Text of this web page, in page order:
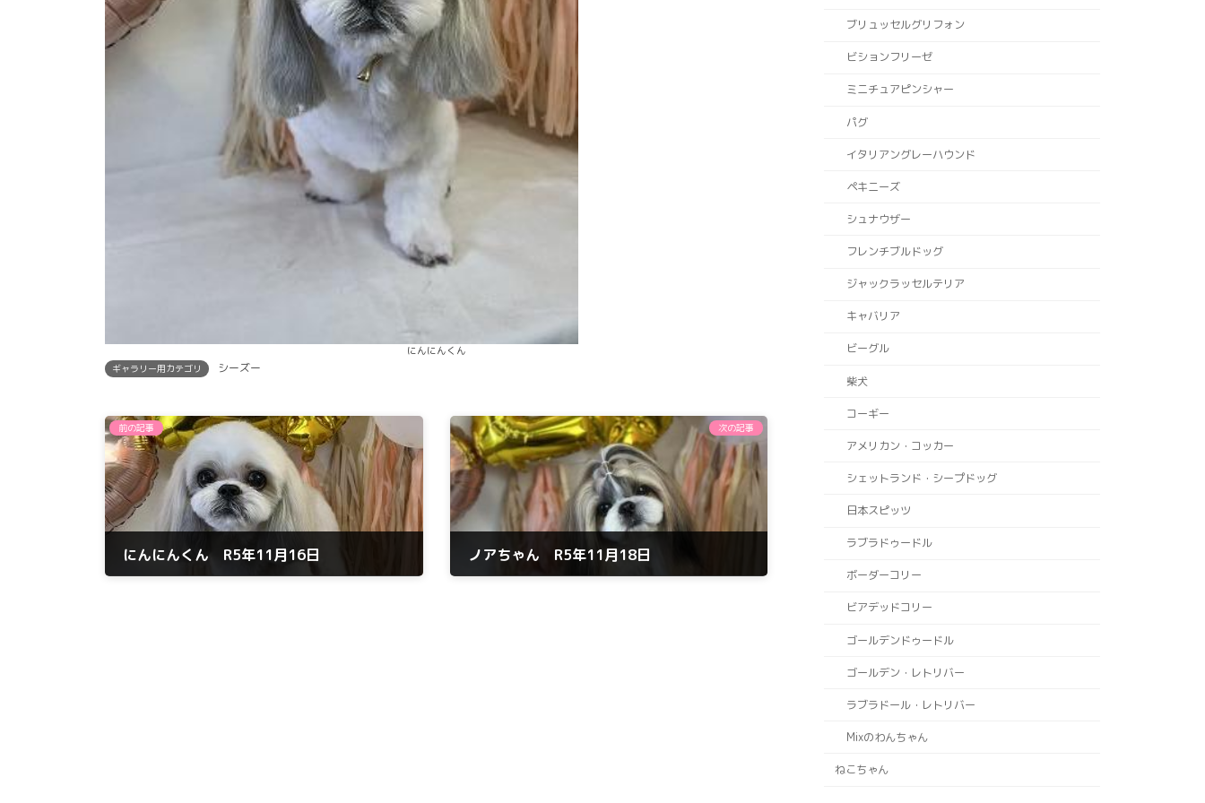
にんにんくん
ギャラリー用カテゴリ
シーズー
前の記事
にんにんくん R5年11月16日
次の記事
ノアちゃん R5年11月18日
ブリュッセルグリフォン
ビションフリーゼ
ミニチュアピンシャー
パグ
イタリアングレーハウンド
ペキニーズ
シュナウザー
フレンチブルドッグ
ジャックラッセルテリア
キャバリア
ビーグル
柴犬
コーギー
アメリカン・コッカー
シェットランド・シープドッグ
日本スピッツ
ラブラドゥードル
ボーダーコリー
ビアデッドコリー
ゴールデンドゥードル
ゴールデン・レトリバー
ラブラドール・レトリバー
Mixのわんちゃん
ねこちゃん